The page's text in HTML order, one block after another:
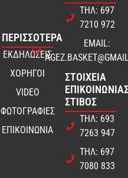
ΠΕΡΙΣΣΟΤΕΡΑ
ΕΚΔΗΛΩΣΕΙΣ
ΧΟΡΗΓΟΙ
VIDEO
ΦΩΤΟΓΡΑΦΙΕΣ
ΕΠΙΚΟΙΝΩΝΙΑ
ΤΗΛ: 697
7210 972
EMAIL:
ΣΤΟΙΧΕΊΑ
ΣΤΊΒΟΣ
ΤΗΛ: 693
7263 947
ΤΗΛ: 697
7080 833